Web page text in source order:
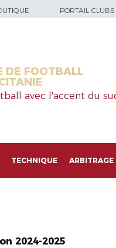
PORTAIL CLUBS
DE FOOTBALL
avec l'accent du
TECHNIQUE ARBITRAGE
2024-2025